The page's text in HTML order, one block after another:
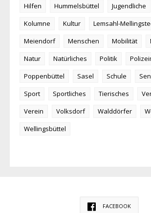
Hilfen
Hummelsbüttel Jugendliche
Kolumne
Kultur
Lemsahl-
Meiendorf
Menschen Mobilität
Natur
Natürliches Politik
Poppenbüttel
Sasel Schule
Sport
Sportliches Tierisches
Verein
Volksdorf Walddörfer
Wellingsbüttel
FACEBOOK